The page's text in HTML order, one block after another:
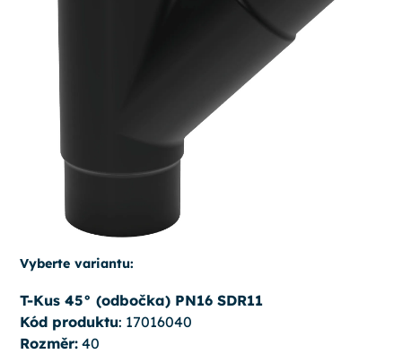
Vyberte variantu:
T-Kus 45° (odbočka) PN16 SDR11
Kód produktu: 17016040
Rozměr:40